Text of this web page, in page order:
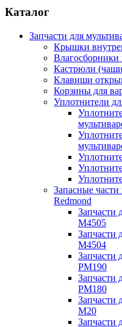
Каталог
Запчасти для
Крышки
Влагосборники
Кастрюли
Клавиши
Корзины для
Уплотнители
Запасные части
Redmond
Запчасти
M4505
Запчасти
M4504
Запчасти
PM190
Запчасти
PM180
Запчасти
M20
Запчасти